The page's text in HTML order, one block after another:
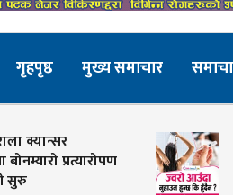
गृहपृष्ठ मुख्य समाचार
क्यान्सर
प्रत्यारोपण